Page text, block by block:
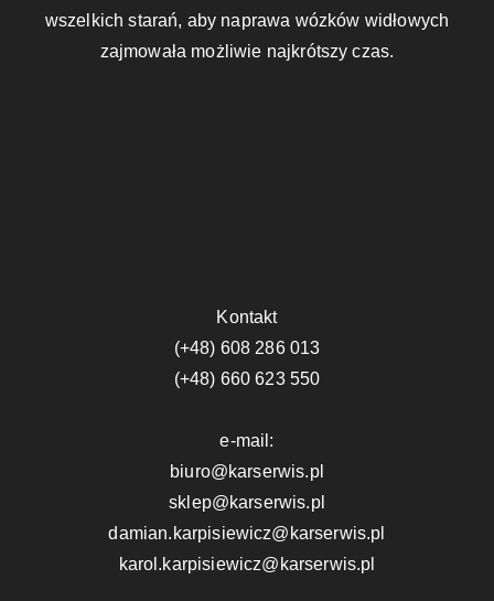
wszelkich starań, aby naprawa wózków widłowych
zajmowała możliwie najkrótszy czas.
Kontakt
(+48) 608 286 013
(+48) 660 623 550
e-mail:
biuro@karserwis.pl
sklep@karserwis.pl
damian.karpisiewicz@karserwis.pl
karol.karpisiewicz@karserwis.pl